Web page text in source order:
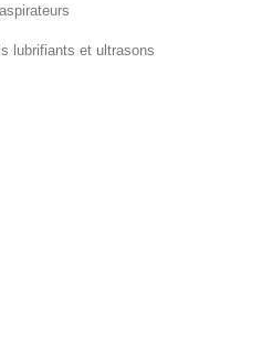
lubrifiants et ultrasons